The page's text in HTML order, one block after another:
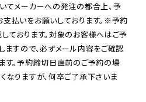
メーカーへの発注の都合上、予
払いをお願いしております。※予約
ております。対象のお客様へはご予
ますので、必ずメール内容をご確認
す。予約締切日直前のご予約の場
なりますが、何卒ご了承下さいま